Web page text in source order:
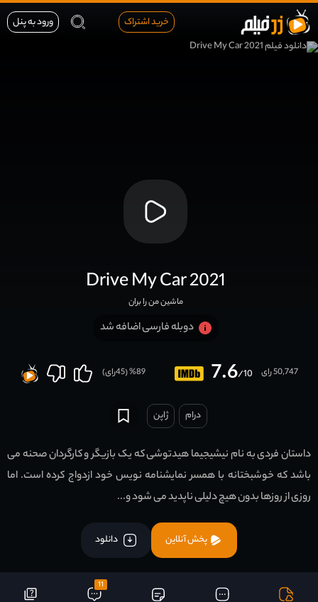
خرید اشتراک ورود به پنل
Drive My Car 2021
ماشین من را بران
دوبله فارسی اضافه شد
7.6/10 50,747 رای 89
% (
45رای)
درام ژاپن
داستان فردی به نام نیشیجیما هیدتوشی که یک بازیگر و کارگردان صحنه می
باشد که خوشبختانه با همسر نمایشنامه نویس خود ازدواج کرده است. اما
روزی از روزها بدون هیچ دلیلی ناپدید می شود و...
پخش آنلاین دانلود
11